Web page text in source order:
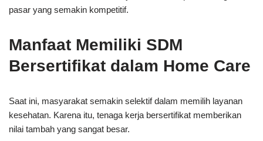
pasar yang semakin kompetitif.
Manfaat Memiliki SDM
Bersertifikat dalam Home Care
Saat ini, masyarakat semakin selektif dalam memilih layanan
kesehatan. Karena itu, tenaga kerja bersertifikat memberikan
nilai tambah yang sangat besar.